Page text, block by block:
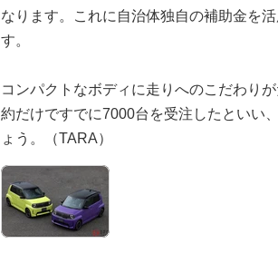
なります。これに自治体独自の補助金を
す。
コンパクトなボディに走りへのこだわり
約だけですでに7000台を受注したといい
ょう。（TARA）